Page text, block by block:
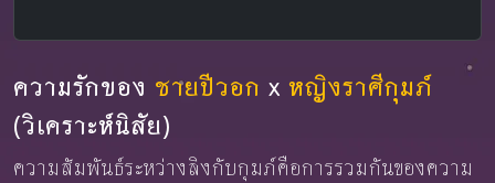
ความรักของ ชายปีวอก x หญิงราศีกุมภ์
(วิเคราะห์นิสัย)
ความสัมพันธ์ระหว่างลิงกับกุมภ์คือการรวมกันของความ